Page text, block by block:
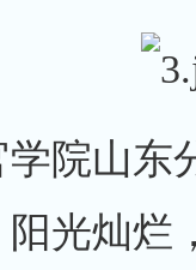
山东
光灿烂